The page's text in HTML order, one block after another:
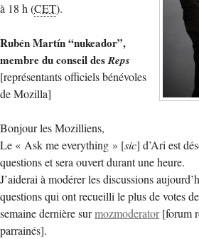
à 18 h (CET).
Rubén Martín “nukeador”,
membre du conseil desReps
[représentants officiels bénévoles
de Mozilla]
Bonjour les Mozilliens,
Le « Ask me everything » [sic] d’Ari est
questions et sera ouvert durant une heure.
J’aiderai à modérer les discussions
questions qui ont recueilli le plus de votes
semaine dernière surmozmoderator[forum
parrainés].